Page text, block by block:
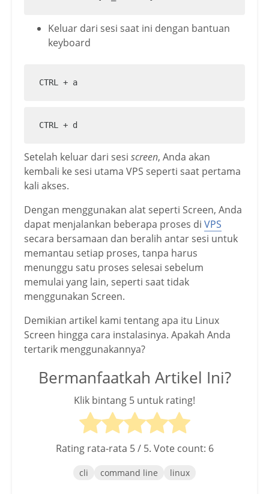
Keluar dari sesi saat ini dengan bantuan
keyboard
CTRL + a
CTRL + d
Setelah keluar dari sesi screen, Anda akan
kembali ke sesi utama VPS seperti saat pertama
kali akses.
Dengan menggunakan alat seperti Screen, Anda
dapat menjalankan beberapa proses di VPS
secara bersamaan dan beralih antar sesi untuk
memantau setiap proses, tanpa harus
menunggu satu proses selesai sebelum
memulai yang lain, seperti saat tidak
menggunakan Screen.
Demikian artikel kami tentang apa itu Linux
Screen hingga cara instalasinya. Apakah Anda
tertarik menggunakannya?
Bermanfaatkah Artikel Ini?
Klik bintang 5 untuk rating!
Rating rata-rata 5/ 5. Vote count: 6
cli command line linux